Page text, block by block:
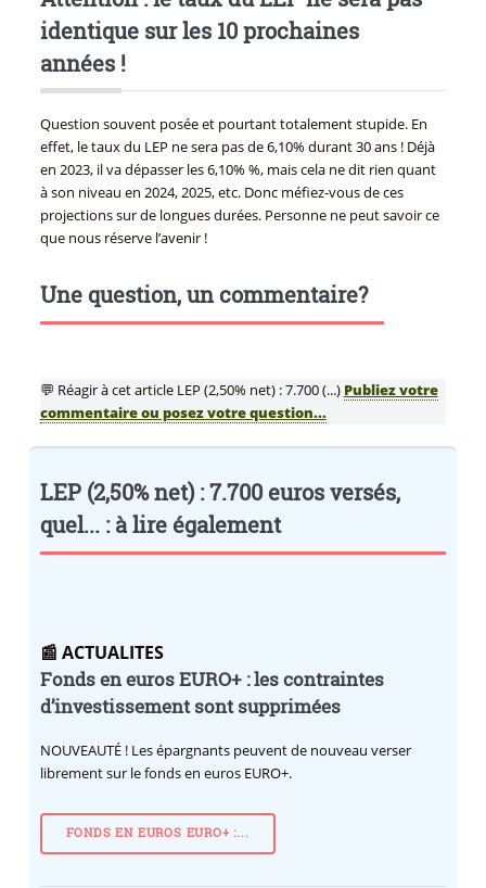
identique sur les 10 prochaines
années !
Question souvent posée et pourtant totalement stupide. En
effet, le taux du LEP ne sera pas de 6,10% durant 30 ans ! Déjà
en 2023, il va dépasser les 6,10% %, mais cela ne dit rien quant
à son niveau en 2024, 2025, etc. Donc méfiez-vous de ces
projections sur de longues durées. Personne ne peut savoir ce
que nous réserve l’avenir !
Une question, un commentaire?
💬 Réagir à cet article LEP (2,50% net) : 7.700 (...) Publiez votre
commentaire ou posez votre question...
LEP (2,50% net) : 7.700 euros versés,
quel... : à lire également
📰 ACTUALITES
Fonds en euros EURO+ : les contraintes
d’investissement sont supprimées
NOUVEAUTÉ !Les épargnants peuvent de nouveau verser
librement sur le fonds en euros EURO+.
FONDS EN EUROS EURO+ :...